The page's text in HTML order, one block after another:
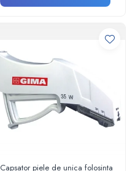
Capsator piele de unica folosinta